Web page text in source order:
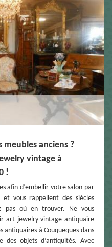
meubles anciens ?
vintage à
!
afin d’embellir votre salon par
et vous rappellent des siècles
pas où en trouver. Ne vous
art jewelry vintage antiquaire
antiquaires à Couqueques dans
objets d’antiquités. Avec